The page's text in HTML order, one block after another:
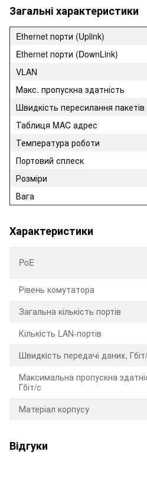
Загальні характеристики
Ethernet порти (Uplink)
Ethernet порти (DownLink)
VLAN
Макс. пропускна здатність
Швидкість пересилання пакетів
Таблиця MAC адрес
Температура роботи
Портовий сплеск
Розміри
Вага
Характеристики
PoE
Рівень комутатора
Загальна кількість портів
Кількість LAN-портів
Швидкість передачі даних,
Максимальна пропускна
Гбіт/с
Матеріал корпусу
Відгуки